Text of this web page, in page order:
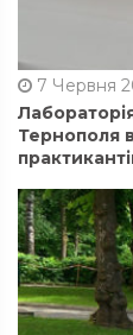
7 Червня
Тернополя